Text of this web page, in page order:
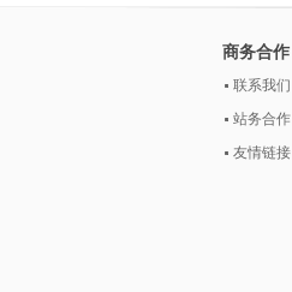
商务合作
联系我们
站务合作
友情链接